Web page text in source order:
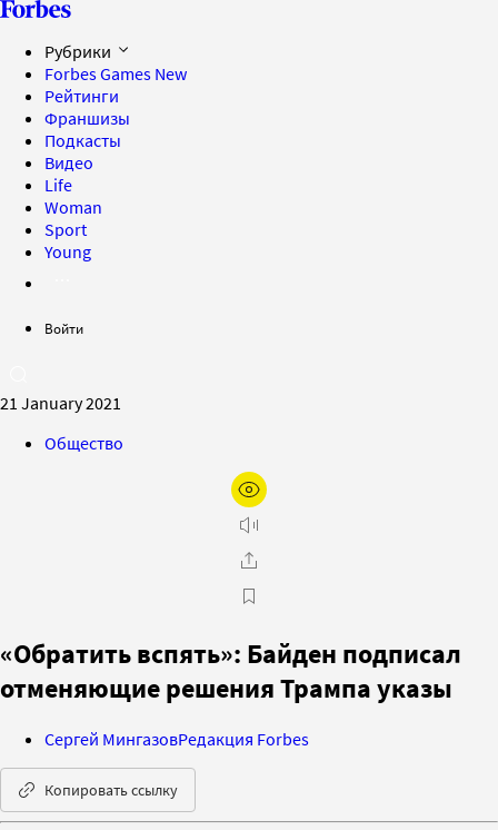
Рубрики
Forbes Games New
Рейтинги
Франшизы
Подкасты
Видео
Life
Woman
Sport
Young
Войти
21 January 2021
Общество
«Обратить вспять»: Байден подписал
отменяющие решения Трампа указы
Сергей МингазовРедакция Forbes
Копировать ссылку